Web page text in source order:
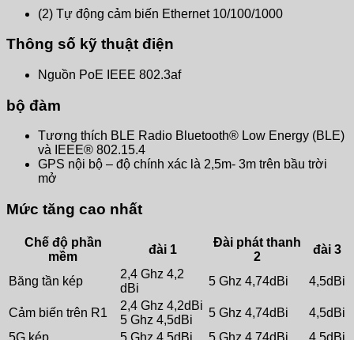
(2) Tự động cảm biến Ethernet 10/100/1000
Thông số kỹ thuật điện
Nguồn PoE IEEE 802.3af
bộ đàm
Tương thích BLE Radio Bluetooth® Low Energy (BLE)
và IEEE® 802.15.4
GPS nội bộ – độ chính xác là 2,5m- 3m trên bầu trời
mở
Mức tăng cao nhất
Chế độ phần
mềm
đài 1
Đài phát thanh
2
đài 3
Băng tần kép
2,4 Ghz 4,2
dBi
5 Ghz 4,74dBi 4,5dBi
Cảm biến trên R1
2,4 Ghz 4,2dBi
5 Ghz 4,5dBi
5 Ghz 4,74dBi
4,5dBi
5G kép
5 Ghz 4,5dBi 5 Ghz 4,74dBi 4,5dBi